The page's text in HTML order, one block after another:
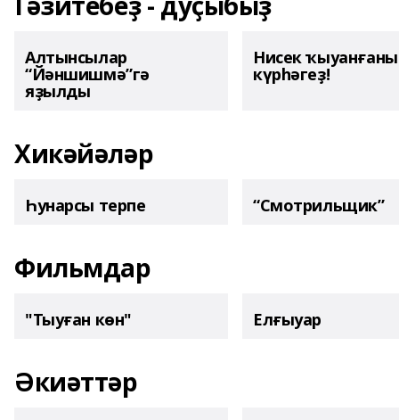
Алтынсылар
“Йәншишмә”гә
яҙылды
Нисек
күрһәгеҙ!
Хикәйәләр
Һунарсы терпе “Смотрильщик”
Фильмдар
"Тыуған көн" Елғыуар
Әкиәттәр